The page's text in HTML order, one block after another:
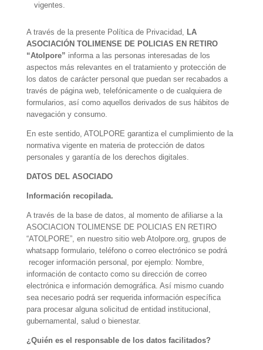
vigentes.
A través de la presente Política de Privacidad, LA
ASOCIACIÓN TOLIMENSE DE POLICIAS EN RETIRO
“Atolpore” informa a las personas interesadas de los
aspectos más relevantes en el tratamiento y protección de
los datos de carácter personal que puedan ser recabados a
través de página web, telefónicamente o de cualquiera de
formularios, así como aquellos derivados de sus hábitos de
navegación y consumo.
En este sentido, ATOLPORE garantiza el cumplimiento de la
normativa vigente en materia de protección de datos
personales y garantía de los derechos digitales.
DATOS DEL ASOCIADO
Información recopilada.
A través de la base de datos, al momento de afiliarse a la
ASOCIACION TOLIMENSE DE POLICIAS EN RETIRO
“ATOLPORE”, en nuestro sitio web Atolpore.org, grupos de
whatsapp formulario, teléfono o correo electrónico se podrá
recoger información personal, por ejemplo: Nombre,
información de contacto como su dirección de correo
electrónica e información demográfica. Así mismo cuando
sea necesario podrá ser requerida información específica
para procesar alguna solicitud de entidad institucional,
gubernamental, salud o bienestar.
¿Quién es el responsable de los datos facilitados?